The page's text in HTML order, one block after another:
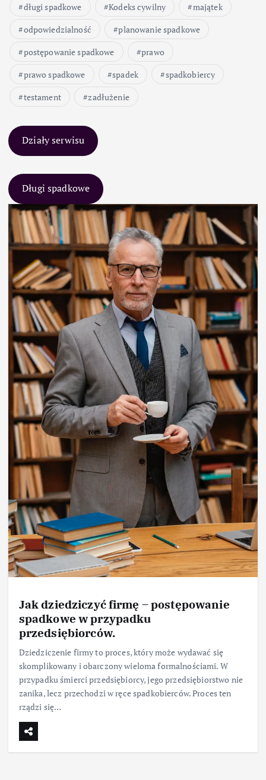
długi spadkowe
Kodeks cywilny
majątek
odpowiedzialność
planowanie spadkowe
postępowanie spadkowe
prawo
prawo spadkowe
spadek
spadkobiercy
testament
zadłużenie
Działy serwisu
Długi spadkowe
Jak dziedziczyć firmę – postępowanie
spadkowe w przypadku
przedsiębiorców.
Dziedziczenie firmy to proces, który może wydawać się
skomplikowany i obarczony wieloma formalnościami. W
przypadku śmierci przedsiębiorcy, jego przedsiębiorstwo nie
zanika, lecz przechodzi w ręce spadkobierców. Proces ten
rządzi się…